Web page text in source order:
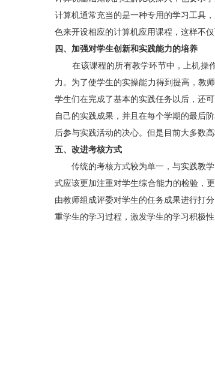
计算机通常充当的是一种专用的学习工具
色来开设相应的计算机应用课程，这样不
四、加强对学生创新和实践能力的培养
在该课程的所有教学环节中，上机操
力。为了使学生的实操能力得到提高，教
学生们在完成了基本的实践任务以后，还
自己的实践成果，并且在每个学期的最后
后参与实践活动的决心。但是目前大多数
五、改进考核方式
传统的考核方式较为单一，与实践教学
式应该更加注重对学生综合能力的检验，
由教师组成评委对学生的任务成果进行打
重学生的学习过程，激发学生的学习积极